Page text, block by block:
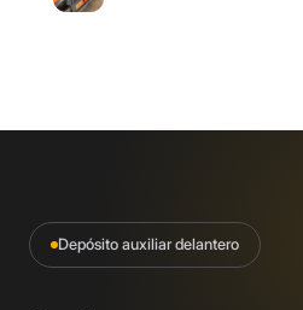
Depósito auxiliar delantero